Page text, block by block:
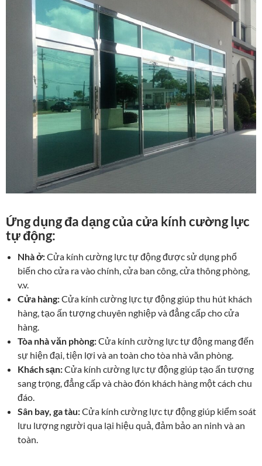
Ứng dụng đa dạng của cửa kính cường lực
tự động:
Nhà ở:Cửa kính cường lực tự động được sử dụng phổ
biến cho cửa ra vào chính, cửa ban công, cửa thông phòng,
v.v.
Cửa hàng:Cửa kính cường lực tự động giúp thu hút khách
hàng, tạo ấn tượng chuyên nghiệp và đẳng cấp cho cửa
hàng.
Tòa nhà văn phòng:Cửa kính cường lực tự động mang đến
sự hiện đại, tiện lợi và an toàn cho tòa nhà văn phòng.
Khách sạn:Cửa kính cường lực tự động giúp tạo ấn tượng
sang trọng, đẳng cấp và chào đón khách hàng một cách chu
đáo.
Sân bay, ga tàu:Cửa kính cường lực tự động giúp kiểm soát
lưu lượng người qua lại hiệu quả, đảm bảo an ninh và an
toàn.